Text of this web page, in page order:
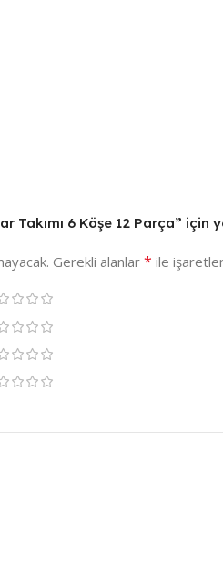
Takımı 6 Köşe 12 Parça” için
Gerekli alanlar * ile